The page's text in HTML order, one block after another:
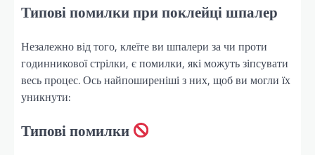
Типові помилки при поклейці шпалер
Незалежно від того, клеїте ви шпалери за чи проти
годинникової стрілки, є помилки, які можуть зіпсувати
весь процес. Ось найпоширеніші з них, щоб ви могли їх
уникнути:
Типові помилки